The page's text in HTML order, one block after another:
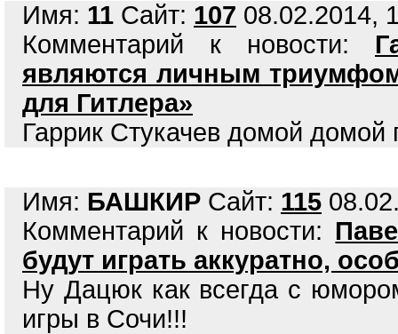
Имя: 11 Сайт: 107 08.02.2014,
Комментарий к новости:
являются личным
для Гитлера»
Гаррик Стукачев домой
Имя: БАШКИР Сайт: 115
Комментарий к новости:
будут играть аккуратно,
Ну Дацюк как всегда с
игры в Сочи!!!